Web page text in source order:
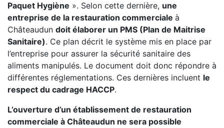
Paquet Hygiène ». Selon cette dernière, une
entreprise de la restauration commerciale à
Châteaudun doit élaborer un PMS (Plan de Maitrise
Sanitaire). Ce plan décrit le système mis en place par
l’entreprise pour assurer la sécurité sanitaire des
aliments manipulés. Le document doit donc répondre à
différentes réglementations. Ces dernières incluent le
respect du cadrage HACCP.
L’ouverture d’un établissement de restauration
commerciale à Châteaudun ne sera possible